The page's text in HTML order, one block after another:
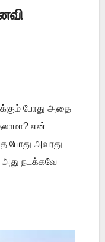
போது அதை
என்
போது அவரது
நடக்கவே